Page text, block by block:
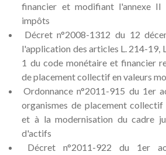
financier et modifiant l'annexe II
impôts
Décret n°2008-1312 du 12
l'application des articles L. 214-19,
1 du code monétaire et financier
de placement collectif en valeurs
Ordonnance n°2011-915 du 1er
organismes de placement
et à la modernisation du cadre
d'actifs
Décret n°2011-922 du 1er